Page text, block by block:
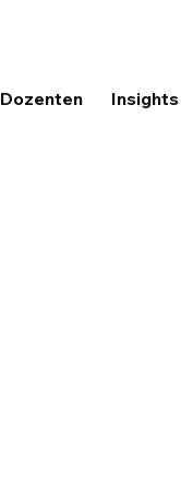
Dozenten Insights